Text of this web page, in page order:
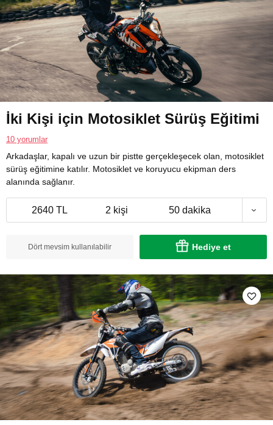
İki Kişi için Motosiklet Sürüş Eğitimi
10 yorumlar
Arkadaşlar, kapalı ve uzun bir pistte gerçekleşecek olan, motosiklet
sürüş eğitimine katılır. Motosiklet ve koruyucu ekipman ders
alanında sağlanır.
2640 TL 2 kişi 50 dakika
Dört mevsim kullanılabilir Hediye et